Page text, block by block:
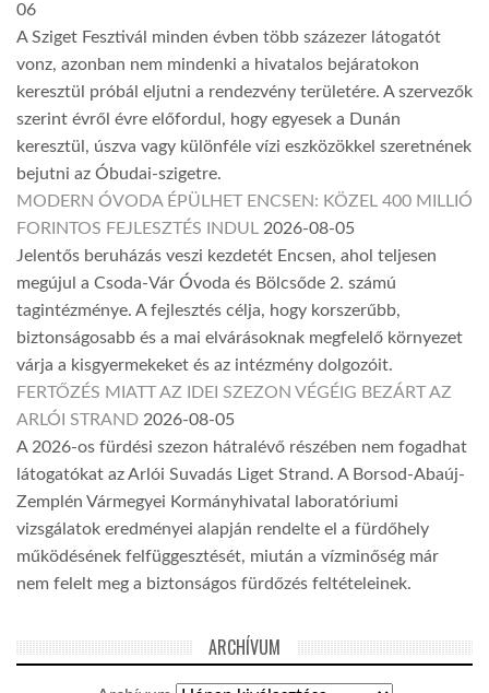
06
A Sziget Fesztivál minden évben több százezer látogatót
vonz, azonban nem mindenki a hivatalos bejáratokon
keresztül próbál eljutni a rendezvény területére. A szervezők
szerint évről évre előfordul, hogy egyesek a Dunán
keresztül, úszva vagy különféle vízi eszközökkel szeretnének
bejutni az Óbudai-szigetre.
MODERN ÓVODA ÉPÜLHET ENCSEN: KÖZEL 400 MILLIÓ
FORINTOS FEJLESZTÉS INDUL 2026-08-05
Jelentős beruházás veszi kezdetét Encsen, ahol teljesen
megújul a Csoda-Vár Óvoda és Bölcsőde 2. számú
tagintézménye. A fejlesztés célja, hogy korszerűbb,
biztonságosabb és a mai elvárásoknak megfelelő környezet
várja a kisgyermekeket és az intézmény dolgozóit.
FERTŐZÉS MIATT AZ IDEI SZEZON VÉGÉIG BEZÁRT AZ
ARLÓI STRAND 2026-08-05
A 2026-os fürdési szezon hátralévő részében nem fogadhat
látogatókat az Arlói Suvadás Liget Strand. A Borsod-Abaúj-
Zemplén Vármegyei Kormányhivatal laboratóriumi
vizsgálatok eredményei alapján rendelte el a fürdőhely
működésének felfüggesztését, miután a vízminőség már
nem felelt meg a biztonságos fürdőzés feltételeinek.
ARCHÍVUM